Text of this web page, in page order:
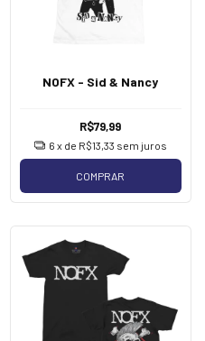
NOFX - Sid & Nancy
R$79,99
6 x de R$13,33 sem juros
COMPRAR